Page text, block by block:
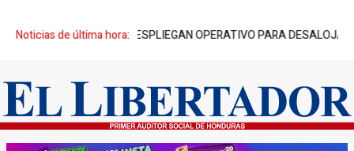
Noticias de última hora:
POLICÍAS DESPLIEGAN OPERATIVO PARA DESALOJAR A 84